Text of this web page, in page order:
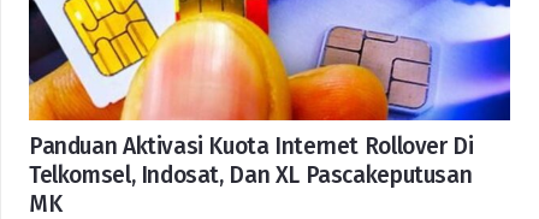
Panduan Aktivasi Kuota Internet Rollover Di
Telkomsel, Indosat, Dan XL Pascakeputusan
MK